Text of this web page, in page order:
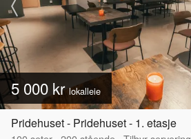
5 000 krlokalleie
Pridehuset - Pridehuset - 1. etasje